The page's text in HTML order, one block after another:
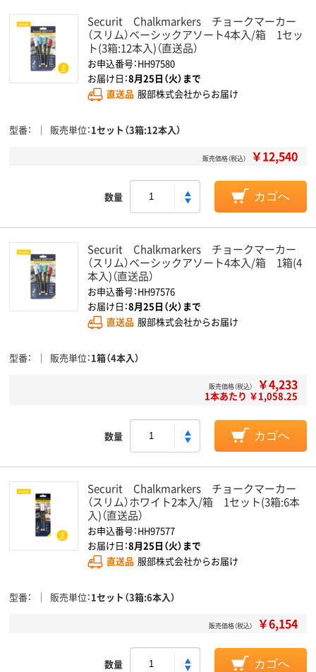
Securit Chalkmarkers チョークマーカー
（スリム）ベーシックアソート4本入/箱 1セッ
ト(3箱:12本入)（直送品）
お申込番号：HH97580
お届け日：8月25日（火）まで
直送品 服部株式会社からお届け
型番 販売単位 1セット（3箱:12本入）
販売価格（税込） ￥12,540
数量 カゴへ
Securit Chalkmarkers チョークマーカー
（スリム）ベーシックアソート4本入/箱 1箱(4
本入)（直送品）
お申込番号：HH97576
お届け日：8月25日（火）まで
直送品 服部株式会社からお届け
型番 販売単位 1箱（4本入）
販売価格（税込） ￥4,233
1本あたり ￥1,058.25
数量 カゴへ
Securit Chalkmarkers チョークマーカー
（スリム）ホワイト2本入/箱 1セット(3箱:6本
入)（直送品）
お申込番号：HH97577
お届け日：8月25日（火）まで
直送品 服部株式会社からお届け
型番 販売単位 1セット（3箱:6本入）
販売価格（税込） ￥6,154
数量 カゴへ